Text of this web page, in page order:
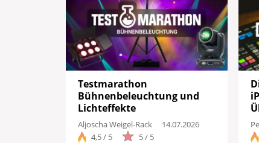
Testmarathon
Bühnenbeleuchtung und
Lichteffekte
Aljoscha Weigel-Rack
14.07.2026
4,5 / 5
5 / 5